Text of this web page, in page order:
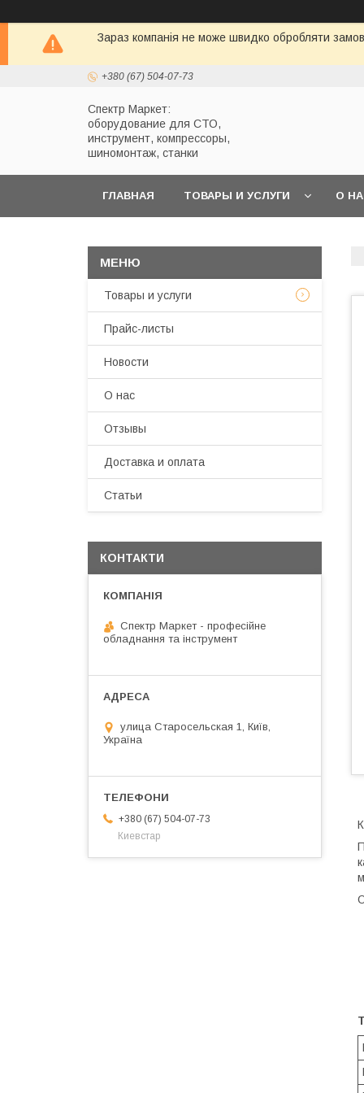
Зараз компанія не може швидко обробляти
+380 (67) 504-07-73
Спектр Маркет:
оборудование для СТО,
инструмент, компрессоры,
шиномонтаж, станки
ГЛАВНАЯ ТОВАРЫ И УСЛУГИ О
Товары и услуги
Прайс-листы
Новости
О нас
Отзывы
Доставка и оплата
Статьи
КОНТАКТИ
Спектр Маркет - професійне
обладнання та інструмент
улица Старосельская 1, Київ,
Україна
+380 (67) 504-07-73
Киевстар